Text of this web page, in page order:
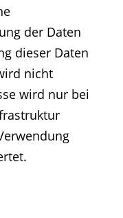
der Daten
dieser Daten
nicht
wird nur bei